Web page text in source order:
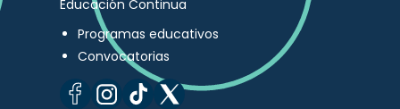
Educación Continua
Programas educativos
Convocatorias